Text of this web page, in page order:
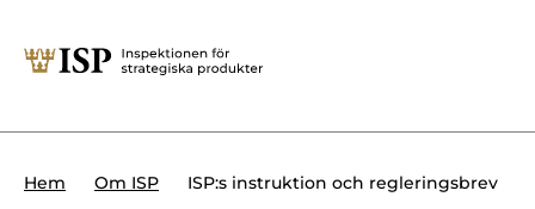
Söktips:
Krigsmateriel
Hem Om ISP ISP:s instruktion och regleringsbrev